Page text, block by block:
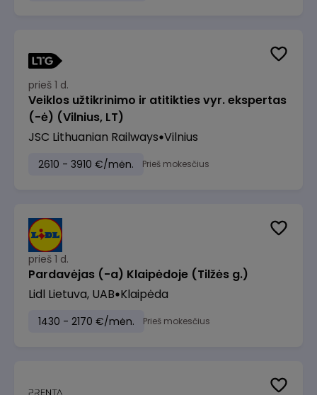
prieš 1 d.
Veiklos užtikrinimo ir atitikties vyr. ekspertas
(-ė) (Vilnius, LT)
JSC Lithuanian Railways Vilnius
2610 - 3910 €/mėn. Prieš mokesčius
prieš 1 d.
Pardavėjas (-a) Klaipėdoje (Tilžės g.)
Lidl Lietuva, UAB Klaipėda
1430 - 2170 €/mėn. Prieš mokesčius